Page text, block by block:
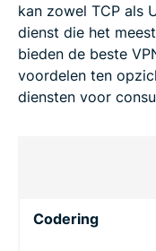
kan zowel TCP als
dienst die het
bieden de beste
voordelen ten
diensten voor
Codering